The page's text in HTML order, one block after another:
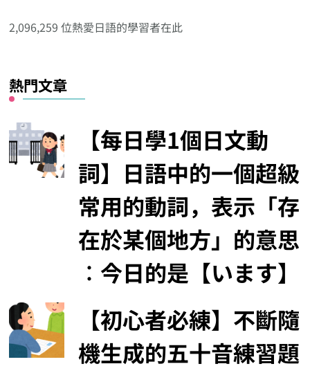
類
2,096,259 位熱愛日語的學習者在此
熱門文章
【每日學1個日文動
詞】日語中的一個超級
常用的動詞，表示「存
在於某個地方」的意思
︰今日的是【います】
【初心者必練】不斷隨
機生成的五十音練習題